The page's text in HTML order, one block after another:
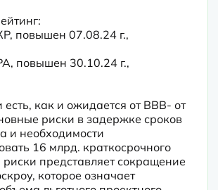
повышен 07.08.24 г.,
повышен 30.10.24 г.,
как и ожидается от BBB- от
риски в задержке сроков
и необходимости
16 млрд. краткосрочного
представляет сокращение
которое означает